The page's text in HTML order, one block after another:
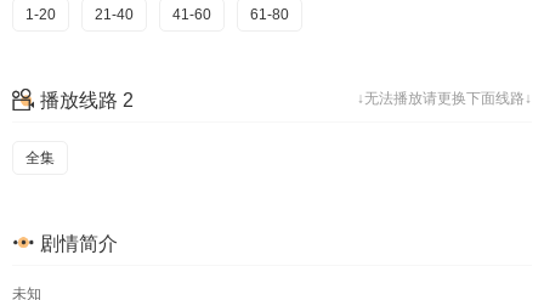
1-20 21-40 41-60 61-80
↓无法播放请更换下面线路↓
播放线路 2
全集
剧情简介
未知